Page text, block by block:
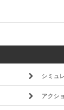
シミュ
アクシ